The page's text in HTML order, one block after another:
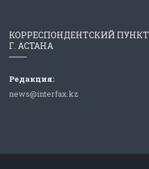
КОРРЕСПОНДЕНТСКИЙ ПУНКТ
Г. АСТАНА
Редакция:
news@interfax.kz